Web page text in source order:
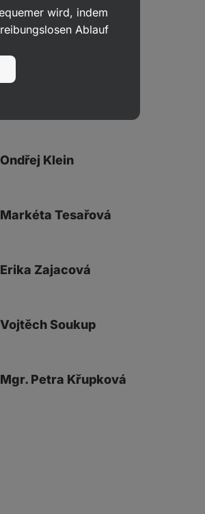
Ondřej Klein
Markéta Tesařová
Erika Zajacová
Vojtěch Soukup
Mgr. Petra Křupková
wird, indem
Ablauf